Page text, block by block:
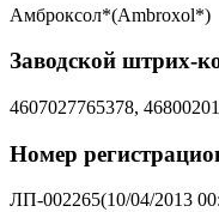
Амброксол*(Ambroxol*)
Заводской штрих-
4607027765378,
Номер
ЛП-002265(10/04/2013